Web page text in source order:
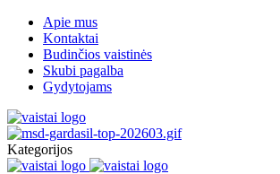
Apie mus
Kontaktai
Budinčios vaistinės
Skubi pagalba
Gydytojams
Kategorijos